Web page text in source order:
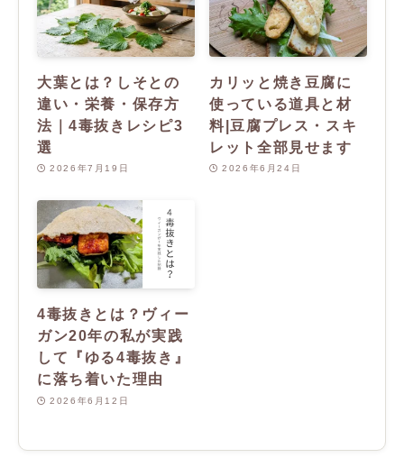
大葉とは？しそとの
違い・栄養・保存方
法｜4毒抜きレシピ3
選
2026年7月19日
カリッと焼き豆腐に
使っている道具と材
料|豆腐プレス・スキ
レット全部見せます
2026年6月24日
4毒抜きとは？ヴィー
ガン20年の私が実践
して『ゆる4毒抜き』
に落ち着いた理由
2026年6月12日